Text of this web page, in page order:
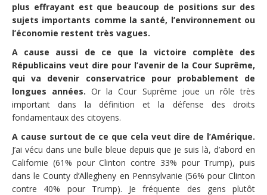
plus effrayant est que beaucoup de positions sur des
sujets importants comme la santé, l’environnement ou
l’économie restent très vagues.
A cause aussi de ce que la victoire complète des
Républicains veut dire pour l’avenir de la Cour Suprême,
qui va devenir conservatrice pour probablement de
longues années. Or la Cour Suprême joue un rôle très
important dans la définition et la défense des droits
fondamentaux des citoyens.
A cause surtout de ce que cela veut dire de l’Amérique.
J’ai vécu dans une bulle bleue depuis que je suis là, d’abord en
Californie (61% pour Clinton contre 33% pour Trump), puis
dans le County d’Allegheny en Pennsylvanie (56% pour Clinton
contre 40% pour Trump). Je fréquente des gens plutôt